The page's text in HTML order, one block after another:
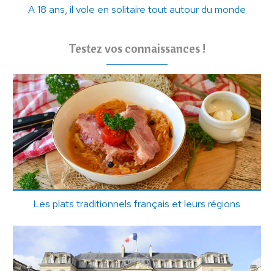
A 18 ans, il vole en solitaire tout autour du monde
Testez vos connaissances !
Les plats traditionnels français et leurs régions